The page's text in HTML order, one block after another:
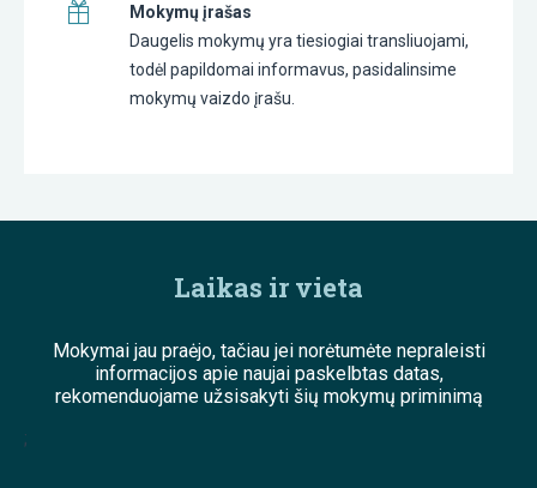
Mokymų įrašas
Daugelis mokymų yra tiesiogiai transliuojami,
todėl papildomai informavus, pasidalinsime
mokymų vaizdo įrašu.
Laikas ir vieta
Mokymai jau praėjo, tačiau jei norėtumėte nepraleisti
informacijos apie naujai paskelbtas datas,
rekomenduojame užsisakyti šių mokymų priminimą
;